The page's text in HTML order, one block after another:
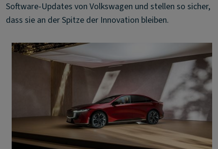
Software-Updates von Volkswagen und stellen so sicher,
dass sie an der Spitze der Innovation bleiben.